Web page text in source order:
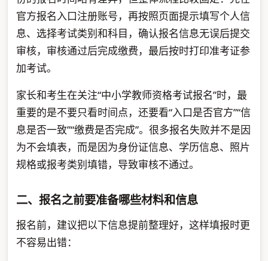
官方报名入口注册账号，再按照页面提示填写个人信
息、选择考试类别和科目，确认报名信息无误后提交
审核，审核通过后完成缴费，最后按时打印准考证参
加考试。
家长和考生在关注“中小学教师资格考试报名”时，最
重要的是不要只看时间点，还要看“入口是否官方”“信
息是否一致”“缴费是否完成”。很多报名失败并不是因
为不会填表，而是因为身份证信息、学历信息、照片
规格或报考类别填错，导致审核不通过。
二、报名之前要准备哪些材料和信息
报名前，建议把以下信息提前整理好，这样填报时更
不容易出错：